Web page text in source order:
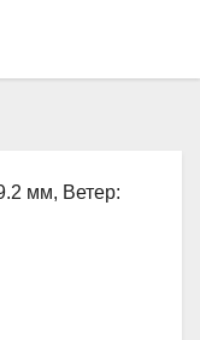
мм, Ветер: